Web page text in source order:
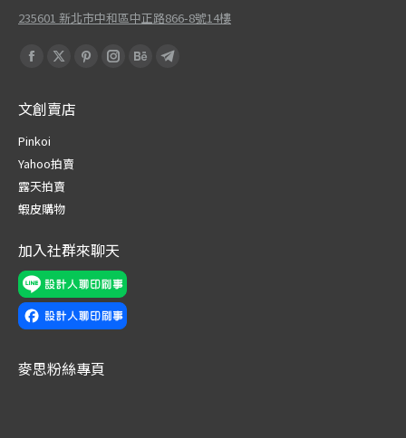
235601 新北市中和區中正路866-8號14樓
Find us on:
Facebook
opens
in
new
window
X
opens
new
window
PinterestInstagram
BehanceTelegram
文創賣店
Pinkoi
Yahoo拍賣
露天拍賣
蝦皮購物
加入社群來聊天
麥思粉絲專頁